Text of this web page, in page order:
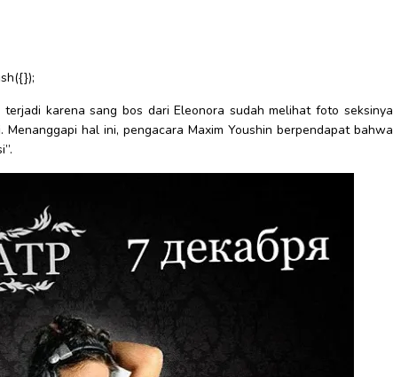
karena sang bos dari Eleonora sudah melihat foto seksinya
hal ini, pengacara Maxim Youshin berpendapat bahwa